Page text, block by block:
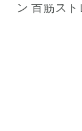
ン 首筋ス